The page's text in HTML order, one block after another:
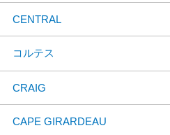
CENTRAL
コルテス
CRAIG
CAPE GIRARDEAU